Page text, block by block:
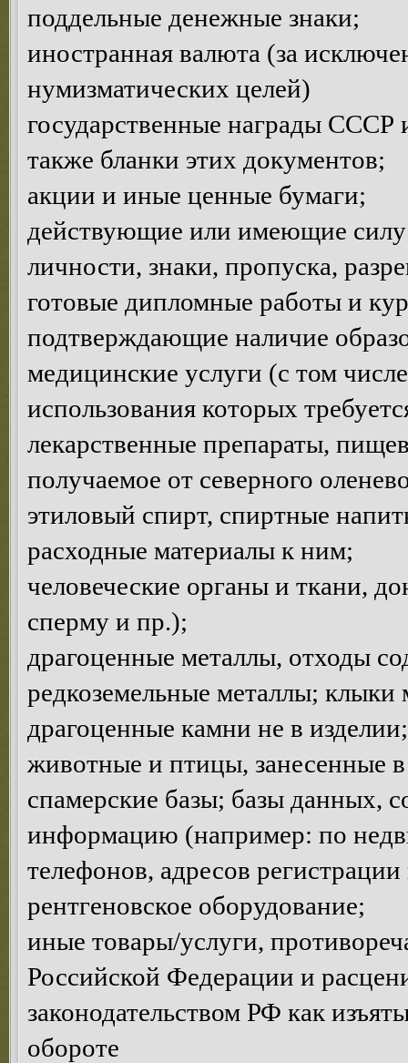
поддельные денежные знаки;
иностранная валюта (за
нумизматических целей)
государственные награды СССР
также бланки этих документов;
акции и иные ценные бумаги;
действующие или имеющие силу
личности, знаки, пропуска,
готовые дипломные работы и
подтверждающие наличие
медицинские услуги (с том
использования которых
лекарственные препараты,
получаемое от северного
этиловый спирт, спиртные
расходные материалы к ним;
человеческие органы и ткани,
сперму и пр.);
драгоценные металлы, отходы
редкоземельные металлы;
драгоценные камни не в изделии;
животные и птицы, занесенные
спамерские базы; базы данных,
информацию (например: по
телефонов, адресов
рентгеновское оборудование;
иные товары/услуги,
Российской Федерации и
законодательством РФ как
обороте